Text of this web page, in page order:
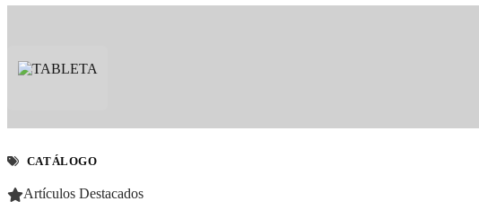
CATÁLOGO
Artículos Destacados